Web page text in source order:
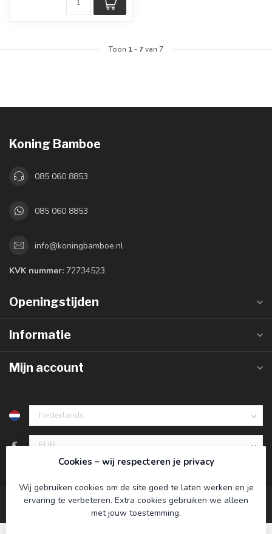
Toon 1 -7van 7
Koning Bamboe
085 060 8853
085 060 8853
info@koningbamboe.nl
KVK nummer: 72734523
Openingstijden
Informatie
Mijn account
€
Cookies – wij respecteren je privacy
Wij gebruiken cookies om de site goed te laten werken en je
ervaring te verbeteren. Extra cookies gebruiken we alleen
met jouw toestemming.